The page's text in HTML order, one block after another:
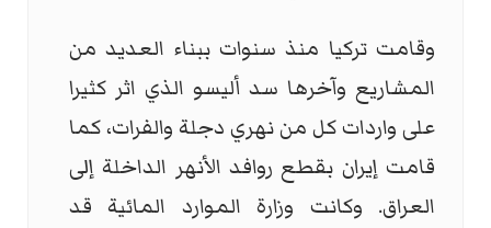
وقامت تركيا منذ سنوات ببناء العديد من
المشاريع وآخرها سد أليسو الذي اثر كثيرا
على واردات كل من نهري دجلة والفرات، كما
قامت إيران بقطع روافد الأنهر الداخلة إلى
العراق. وكانت وزارة الموارد المائية قد